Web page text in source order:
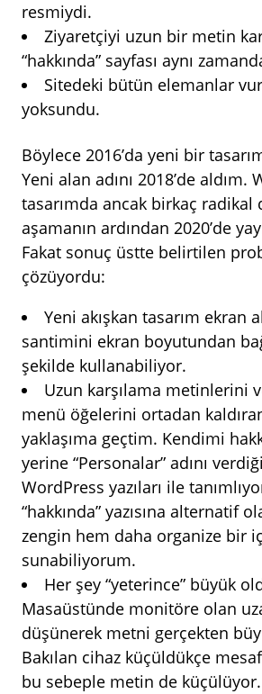
resmiydi.
Ziyaretçiyi uzun bir metin
“hakkında” sayfası aynı
Sitedeki bütün elemanlar
yoksundu.
Böylece 2016’da yeni bir
Yeni alan adını 2018’de aldım.
tasarımda ancak birkaç radikal
aşamanın ardından 2020’de
Fakat sonuç üstte belirtilen
çözüyordu:
Yeni akışkan tasarım ekran
santimini ekran boyutundan
şekilde kullanabiliyor.
Uzun karşılama metinlerini
menü öğelerini ortadan
yaklaşıma geçtim. Kendimi
yerine “Personalar” adını
WordPress yazıları ile
“hakkında” yazısına alternatif
zengin hem daha organize bir
sunabiliyorum.
Her şey “yeterince” büyük
Masaüstünde monitöre olan
düşünerek metni gerçekten
Bakılan cihaz küçüldükçe
bu sebeple metin de